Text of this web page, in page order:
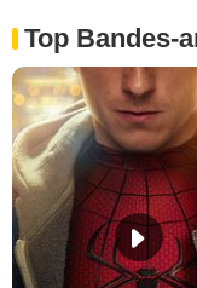
Top Bandes-